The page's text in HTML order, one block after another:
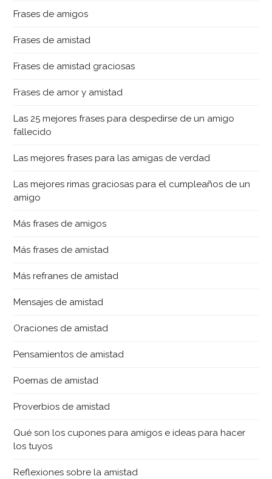
Frases de amigos
Frases de amistad
Frases de amistad graciosas
Frases de amor y amistad
Las 25 mejores frases para despedirse de un amigo
fallecido
Las mejores frases para las amigas de verdad
Las mejores rimas graciosas para el cumpleaños de un
amigo
Más frases de amigos
Más frases de amistad
Más refranes de amistad
Mensajes de amistad
Oraciones de amistad
Pensamientos de amistad
Poemas de amistad
Proverbios de amistad
Qué son los cupones para amigos e ideas para hacer
los tuyos
Reflexiones sobre la amistad